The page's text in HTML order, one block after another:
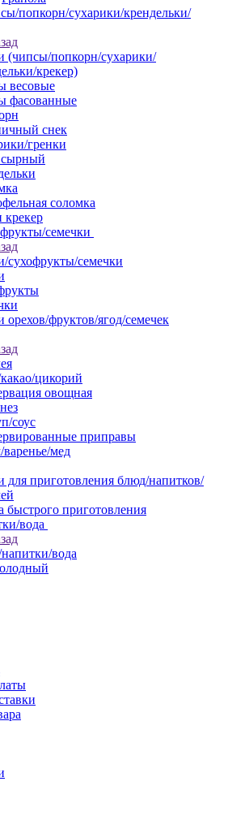
попкорн/сухарики/крендельки/
(чипсы/попкорн/сухарики/
крекер)
весовые
фасованные
снек
гренки
соломка
семечки
сухофрукты/семечки
орехов/фруктов/ягод/семечек
цикорий
овощная
соус
приправы
мед
для приготовления блюд/напитков/
быстрого приготовления
вода
вода